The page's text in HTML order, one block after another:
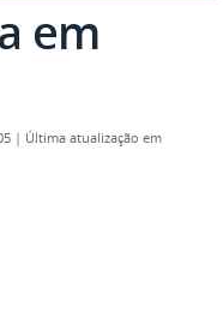
em
| Última atualização em